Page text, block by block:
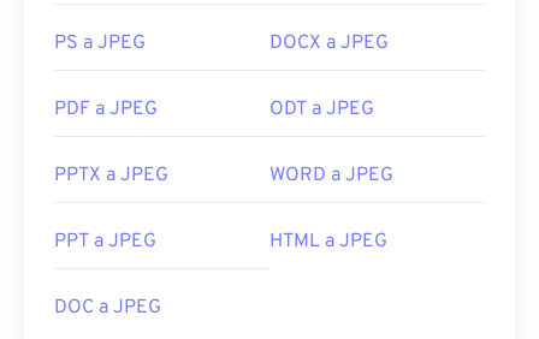
PS a JPEG DOCX a JPEG
PDF a JPEG ODT a JPEG
PPTX a JPEG WORD a JPEG
PPT a JPEG HTML a JPEG
DOC a JPEG